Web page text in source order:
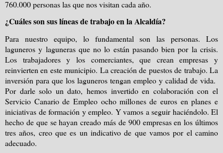
760.000 personas las que nos visitan cada año.
¿Cuáles son sus líneas de trabajo en la Alcaldía?
Para nuestro equipo, lo fundamental son las personas. Los
laguneros y laguneras que no lo están pasando bien por la crisis.
Los trabajadores y los comerciantes, que crean empresas y
reinvierten en este municipio. La creación de puestos de trabajo. La
inversión para que los laguneros tengan empleo y calidad de vida.
Por darle solo un dato, hemos invertido en colaboración con el
Servicio Canario de Empleo ocho millones de euros en planes e
iniciativas de formación y empleo. Y vamos a seguir haciéndolo. El
hecho de que se hayan creado más de 900 empresas en los últimos
tres años, creo que es un indicativo de que vamos por el camino
adecuado.